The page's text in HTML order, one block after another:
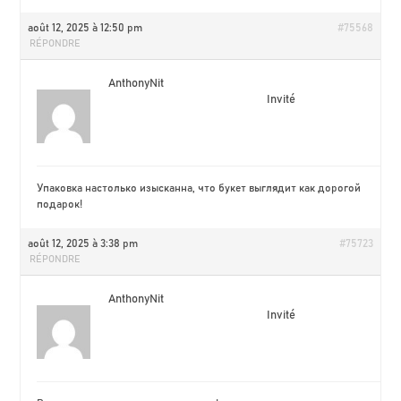
août 12, 2025 à 12:50 pm #75568
RÉPONDRE
AnthonyNit
Invité
Упаковка настолько изысканна, что букет выглядит как дорогой
подарок!
août 12, 2025 à 3:38 pm #75723
RÉPONDRE
AnthonyNit
Invité